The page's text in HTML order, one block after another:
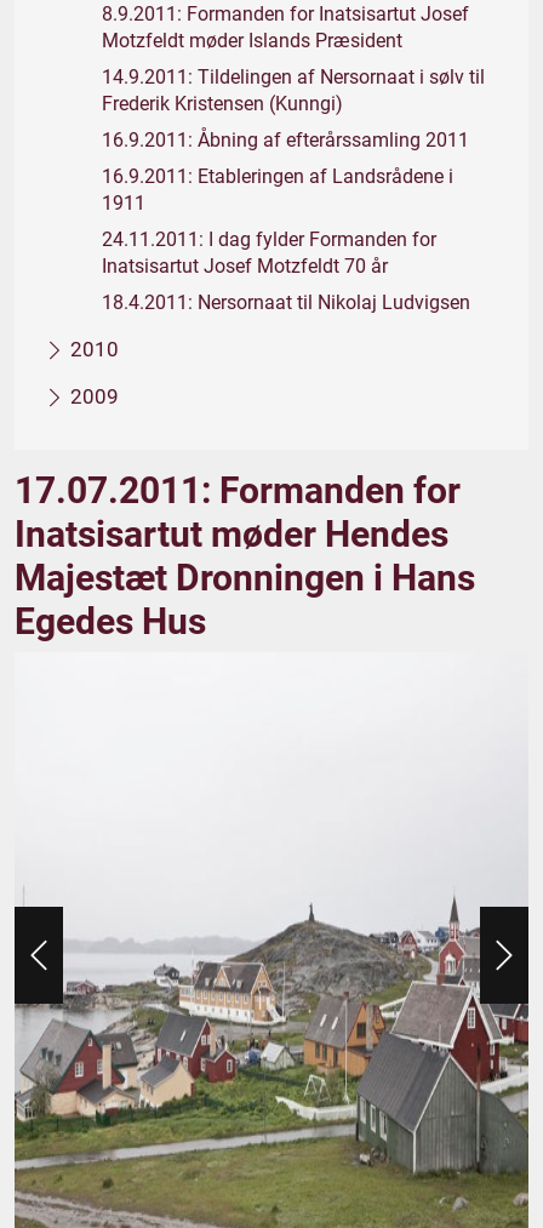
8.9.2011: Formanden for Inatsisartut Josef
Motzfeldt møder Islands Præsident
14.9.2011: Tildelingen af Nersornaat i sølv til
Frederik Kristensen (Kunngi)
16.9.2011: Åbning af efterårssamling 2011
16.9.2011: Etableringen af Landsrådene i
1911
24.11.2011: I dag fylder Formanden for
Inatsisartut Josef Motzfeldt 70 år
18.4.2011: Nersornaat til Nikolaj Ludvigsen
2010
2009
17.07.2011: Formanden for
Inatsisartut møder Hendes
Majestæt Dronningen i Hans
Egedes Hus